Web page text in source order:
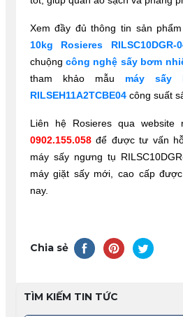
Xem đầy đủ thông tin sản
10kg Rosieres RILSC10DGR-
chuộng công nghệ sấy bơm
tham khảo mẫu máy sấy
RILSEH11A2TCBE04công suất
0902.155.058 để được tư vấn
máy sấy ngưng tụ
máy giặt sấy mới, cao cấp
nay.
Chia sẻ
TÌM KIẾM TIN TỨC